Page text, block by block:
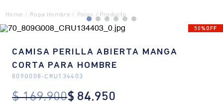
Ropa Hombre Polos
50%OFF
CAMISA PERILLA ABIERTA MANGA
CORTA PARA HOMBRE
809G008- CRU134403
$ 169.900$ 84.950